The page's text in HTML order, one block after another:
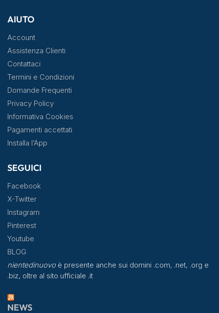
AIUTO
Account
Assistenza Clienti
Contattaci
Termini e Condizioni
Domande Frequenti
Privacy Policy
Informativa Cookies
Pagamenti accettati
Installa l’App
SEGUICI
Facebook
X-Twitter
Instagram
Pinterest
Youtube
BLOG
nientedinuovoè presente anche sui domini .com, .net, .org e
.biz, oltre al sito ufficiale .it
NEWS